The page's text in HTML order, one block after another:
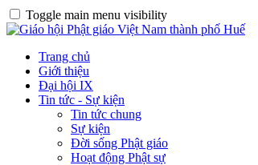
Toggle main menu visibility
Trang chủ
Giới thiệu
Đại hội IX
Tin tức - Sự kiện
Tin tức chung
Sự kiện
Đời sống Phật giáo
Hoạt động Phật sự